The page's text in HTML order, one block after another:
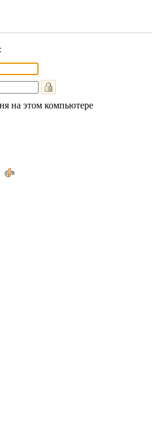
на этом компьютере